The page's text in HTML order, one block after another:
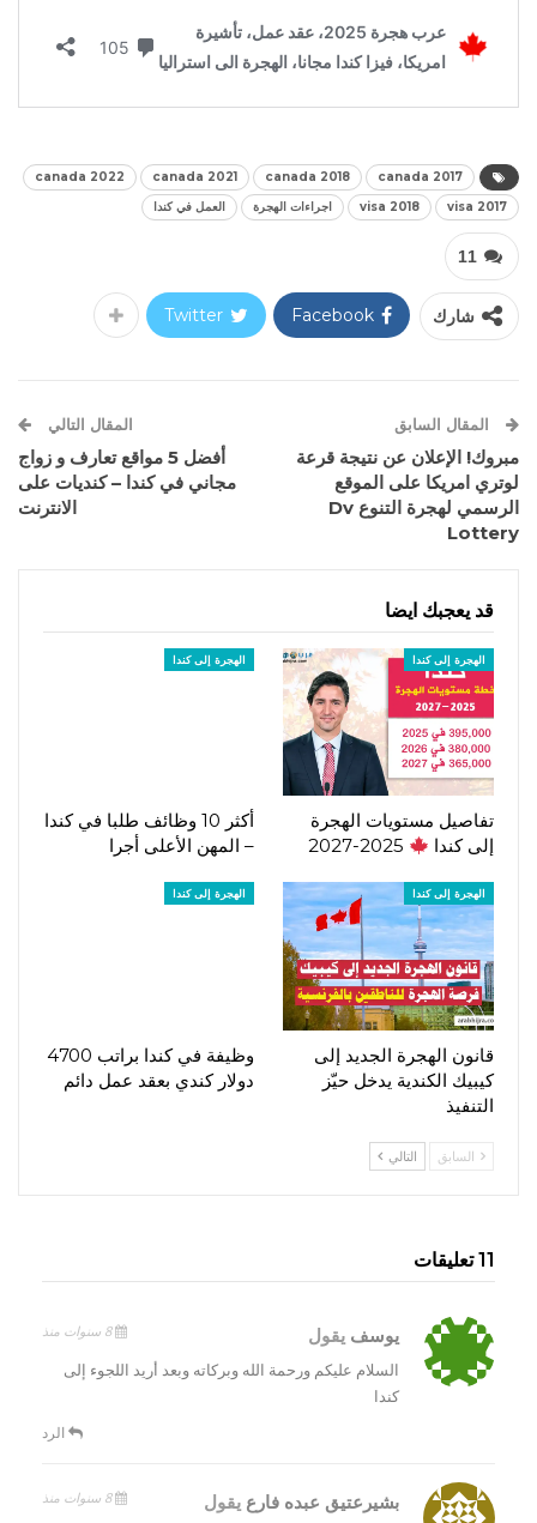
canada 2017
canada 2018
canada 2021
canada 2022
visa 2017
visa 2018 اجراءات الهجرة العمل في كندا
11
شارك Facebook
Twitter
المقال السابق
مبروك! الإعلان عن نتيجة قرعة
لوتري امريكا على الموقع
الرسمي لهجرة التنوع Dv
Lottery
المقال التالي
أفضل 5 مواقع تعارف و زواج
مجاني في كندا – كنديات على
الانترنت
قد يعجبك ايضا
الهجرة إلى كندا
تفاصيل مستويات الهجرة
إلى كندا
الهجرة إلى كندا
أكثر 10 وظائف طلبا في كندا
– المهن الأعلى أجرا
الهجرة إلى كندا
قانون الهجرة الجديد إلى
كيبيك الكندية يدخل حيّز
التنفيذ
الهجرة إلى كندا
وظيفة في كندا براتب 4700
دولار كندي بعقد عمل دائم
السابق التالي
11 تعليقات
يوسف يقول 8 سنوات منذ
السلام عليكم ورحمة الله وبركاته وبعد أريد اللجوء إلى
كندا
الرد
بشيرعتيق عبده فارع يقول 8 سنوات منذ